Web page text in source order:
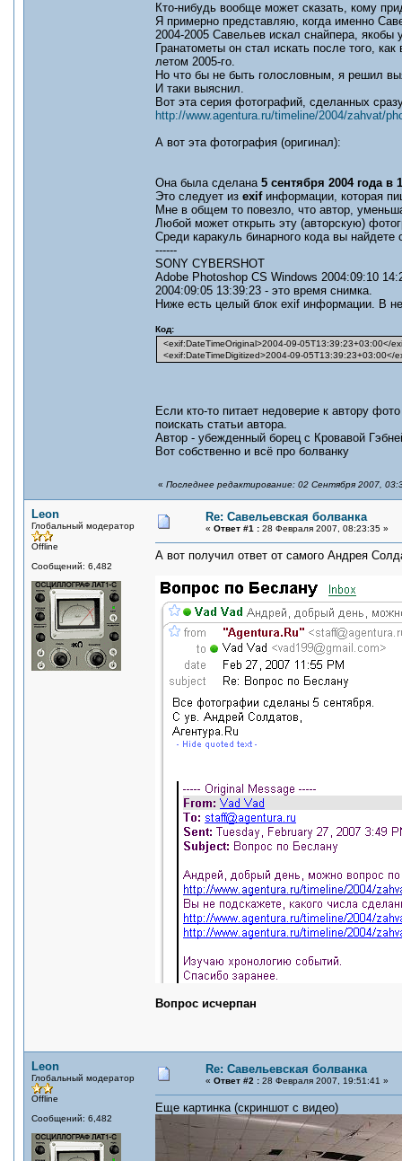
Кто-нибудь вообще может сказать, кому
Я примерно представляю, когда именно
2004-2005 Савельев искал снайпера, якобы
Гранатометы он стал искать после того,
летом 2005-го.
Но что бы не быть голословным, я решил
И таки выяснил.
Вот эта серия фотографий, сделанных
http://www.agentura.ru/timeline/2004/zahvat/
А вот эта фотография (оригинал):
Она была сделана 5 сентября 2004 года в
Это следует из exifинформации, которая
Мне в общем то повезло, что автор,
Любой может открыть эту (авторскую)
Среди каракуль бинарного кода вы
------
SONY CYBERSHOT
Adobe Photoshop CS Windows 2004:09:10
2004:09:05 13:39:23 - это время снимка.
Ниже есть целый блок exif информации. В
Код:
<exif:DateTimeOriginal>2004-09-05T13:39:23+03:00</
<exif:DateTimeDigitized>2004-09-05T13:39:23+03:00</
Если кто-то питает недоверие к автору
поискать статьи автора.
Автор - убежденный борец с Кровавой
Вот собственно и всё про болванку
« Последнее редактирование: 02 Сентября 2007,
Leon
Глобальный модератор
Offline
Сообщений: 6,482
Re: Савельевская болванка
« Ответ #1 : 28 Февраля 2007, 08:23:35 »
А вот получил ответ от самого Андрея
Вопрос исчерпан
Leon
Глобальный модератор
Offline
Сообщений: 6,482
Re: Савельевская болванка
« Ответ #2 : 28 Февраля 2007, 19:51:41 »
Еще картинка (скриншот с видео)